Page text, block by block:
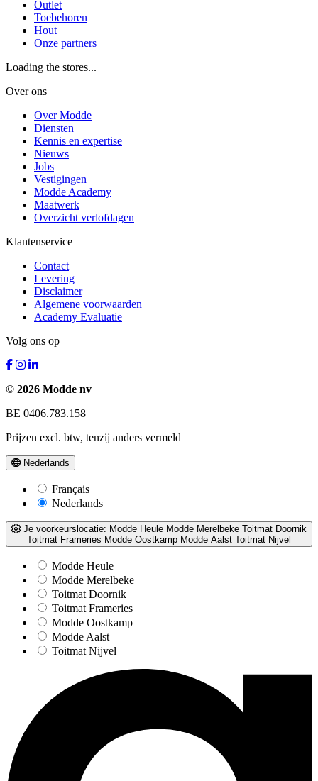
Outlet
Toebehoren
Hout
Onze partners
Loading the stores...
Over ons
Over Modde
Diensten
Kennis en expertise
Nieuws
Jobs
Vestigingen
Modde Academy
Maatwerk
Overzicht verlofdagen
Klantenservice
Contact
Levering
Disclaimer
Algemene voorwaarden
Academy Evaluatie
Volg ons op
© 2026 Modde nv
BE 0406.783.158
Prijzen excl. btw, tenzij anders vermeld
Nederlands
Français
Nederlands
Je voorkeurslocatie: Modde Heule Modde Merelbeke Toitmat Doornik
Toitmat Frameries Modde Oostkamp Modde Aalst Toitmat Nijvel
Modde Heule
Modde Merelbeke
Toitmat Doornik
Toitmat Frameries
Modde Oostkamp
Modde Aalst
Toitmat Nijvel